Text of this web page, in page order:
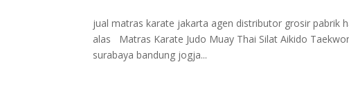
jual matras karate jakarta agen distributor grosir pabrik
alas Matras Karate Judo Muay Thai Silat Aikido
surabaya bandung jogja...